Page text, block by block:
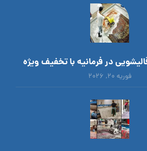
در فرمانیه با تخفیف ویژه
فوریه ۲۰, ۲۰۲۶